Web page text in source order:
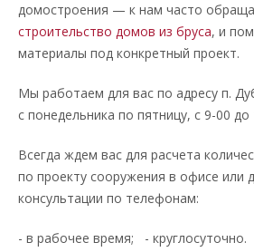
домостроения — к нам часто
строительство домов из бруса, и
материалы под конкретный проект.
Мы работаем для вас по адресу п.
с понедельника по пятницу, с 9-00 до
Всегда ждем вас для расчета
по проекту сооружения в офисе или
консультации по телефонам:
- в рабочее время; - круглосуточно.